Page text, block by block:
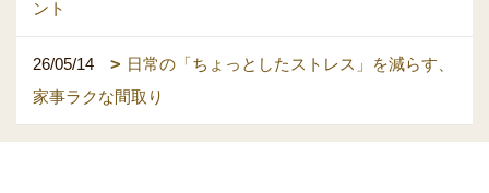
ント
26/05/14
日常の「ちょっとしたストレス」を減らす、
家事ラクな間取り